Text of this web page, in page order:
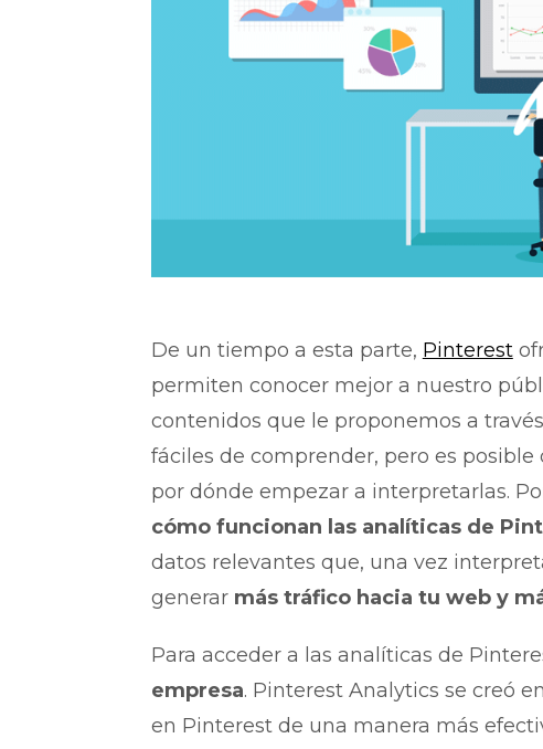
De un tiempo a esta parte, Pinterest
permiten conocer mejor a nuestro
contenidos que le proponemos a
fáciles de comprender, pero es
por dónde empezar a interpretarlas.
cómo funcionan las analíticas de
datos relevantes que, una vez
generar más tráfico hacia tu web y
Para acceder a las analíticas de
empresa. Pinterest Analytics se creó
en Pinterest de una manera más